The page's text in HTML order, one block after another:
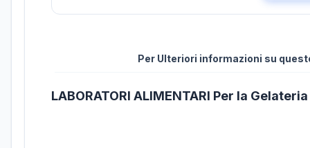
Per Ulteriori informazioni su
LABORATORI ALIMENTARI Per la Gelateria